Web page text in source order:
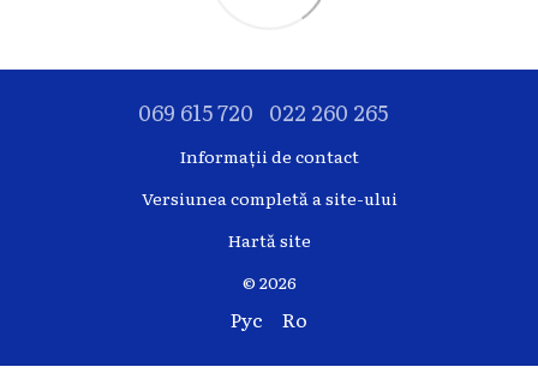
069 615 720 022 260 265
Informații de contact
Versiunea completă a site-ului
Hartă site
© 2026
Рус Ro